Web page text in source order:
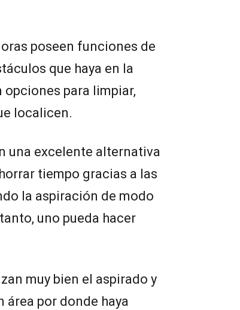
poseen funciones de
que haya en la
opciones para limpiar,
localicen.
una excelente alternativa
tiempo gracias a las
la aspiración de modo
uno pueda hacer
muy bien el aspirado y
área por donde haya